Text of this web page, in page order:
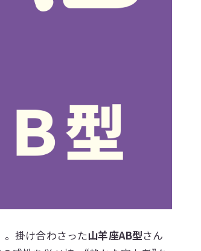
。掛け合わさった山羊座AB型さん